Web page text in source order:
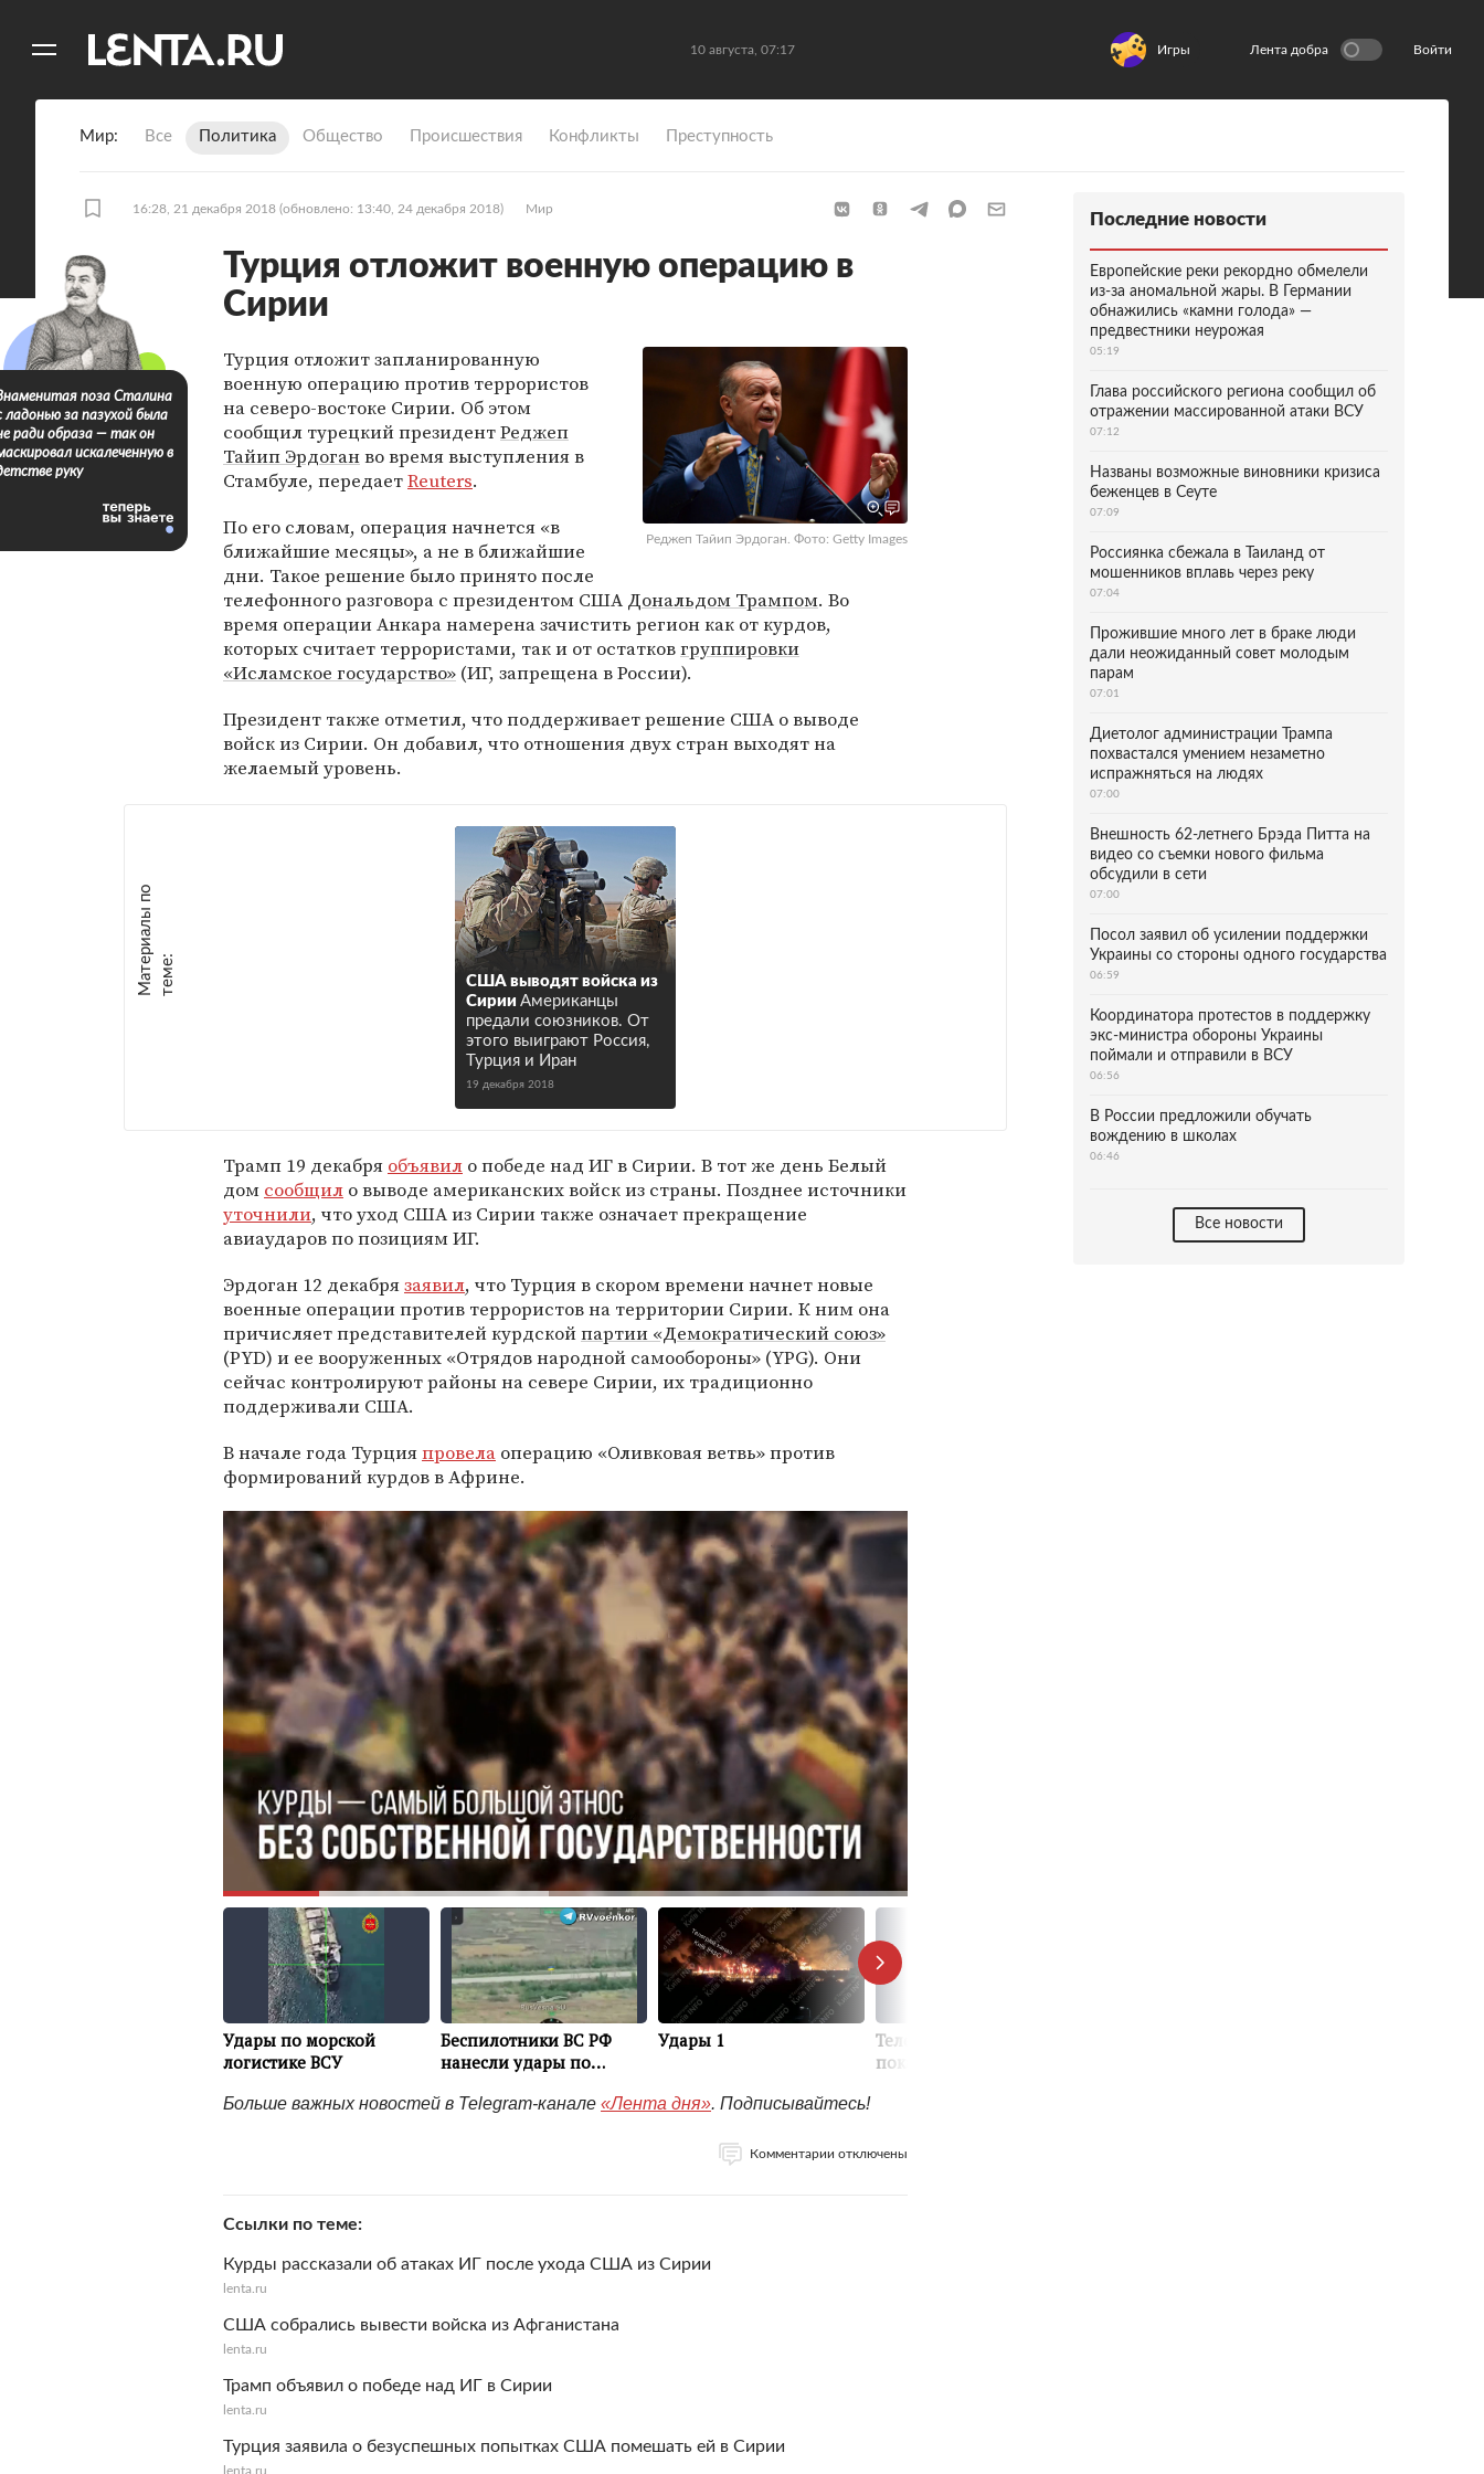
10 августа, 07:17 Игры Лента добра Войти
Мир Все Политика Общество Происшествия Конфликты Преступность
16:28, 21 декабря 2018 (обновлено: 13:40, 24 декабря 2018) Мир
Турция отложит военную операцию в
Сирии
Реджеп Тайип Эрдоган. Фото: Getty Images
Турция отложит запланированную
военную операцию против террористов
на северо-востоке Сирии. Об этом
сообщил турецкий президентРеджеп
Тайип Эрдоганво время выступления в
Стамбуле, передаетReuters.
По его словам, операция начнется «в
ближайшие месяцы», а не в ближайшие
дни. Такое решение было принято после
телефонного разговора с президентом США Дональдом Трампом. Во
время операции Анкара намерена зачистить регион как от курдов,
которых считает террористами, так и от остатковгруппировки
«Исламское государство» (ИГ, запрещена в России).
Президент также отметил, что поддерживает решение США о выводе
войск из Сирии. Он добавил, что отношения двух стран выходят на
желаемый уровень.
М
а
т е
р
и
а
л
ы
п
о
т
е
м
е :
США выводят войска из
Сирии Американцы
предали союзников. От
этого выиграют Россия,
Турция и Иран
19 декабря 2018
Трамп 19 декабря объявил о победе над ИГ в Сирии. В тот же день Белый
дом сообщил о выводе американских войск из страны. Позднее источники
уточнили, что уход США из Сирии также означает прекращение
авиаударов по позициям ИГ.
Эрдоган 12 декабрязаявил, что Турция в скором времени начнет новые
военные операции против террористов на территории Сирии. К ним она
причисляет представителей курдскойпартии «Демократический союз»
(PYD) и ее вооруженных «Отрядов народной самообороны» (YPG). Они
сейчас контролируют районы на севере Сирии, их традиционно
поддерживали США.
В начале года Турцияпровела операцию «Оливковая ветвь» против
формирований курдов в Африне.
Больше важных новостей в Telegram-канале «Лента дня». Подписывайтесь!
Комментарии отключены
Ссылки по теме
Курды рассказали об атаках ИГ после ухода США из Сирии
lenta.ru
США собрались вывести войска из Афганистана
lenta.ru
Трамп объявил о победе над ИГ в Сирии
lenta.ru
Турция заявила о безуспешных попытках США помешать ей в Сирии
lenta.ru
поза Сталина
ладонью за пазухой была
ради образа — так он
искалеченную в
руку
Последние новости
Европейские реки рекордно обмелели
из-за аномальной жары. В Германии
обнажились «камни голода» —
предвестники неурожая
05:19
Глава российского региона сообщил об
отражении массированной атаки ВСУ
07:12
Названы возможные виновники кризиса
беженцев в Сеуте
07:09
Россиянка сбежала в Таиланд от
мошенников вплавь через реку
07:04
Прожившие много лет в браке люди
дали неожиданный совет молодым
парам
07:01
Диетолог администрации Трампа
похвастался умением незаметно
испражняться на людях
07:00
Внешность 62-летнего Брэда Питта на
видео со съемки нового фильма
обсудили в сети
07:00
Посол заявил об усилении поддержки
Украины со стороны одного государства
06:59
Координатора протестов в поддержку
экс-министра обороны Украины
поймали и отправили в ВСУ
06:56
В России предложили обучать
вождению в школах
06:46
Все новости